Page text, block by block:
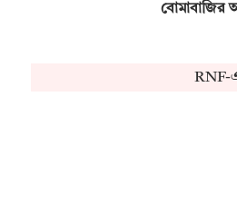
বোমাবাজির
RNF-এ